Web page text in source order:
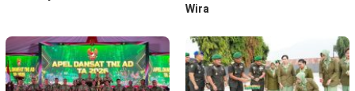
Wira